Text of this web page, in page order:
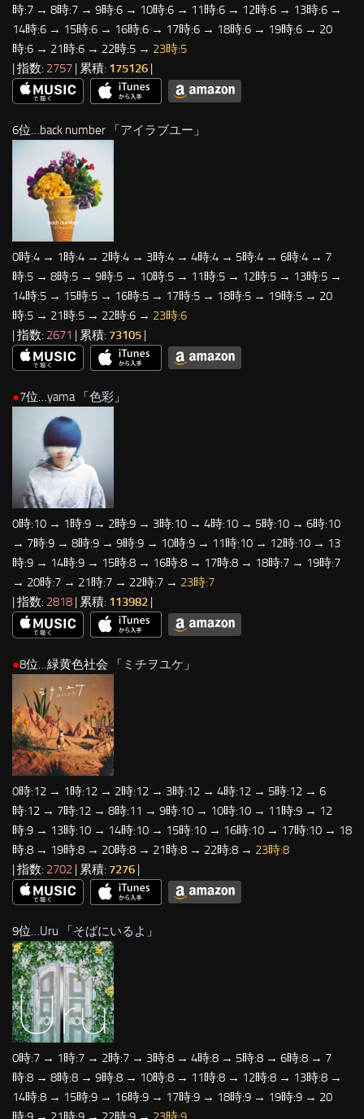
時:7 → 8時:7 → 9時:6 → 10時:6 → 11時:6 → 12時:6 → 13時:6 →
14時:6 → 15時:6 → 16時:6 → 17時:6 → 18時:6 → 19時:6 → 20
時:6 → 21時:6 → 22時:5 → 23時:5
| 指数: 2757 | 累積: 175126 |
6位…back number 「アイラブユー 」
0時:4 → 1時:4 → 2時:4 → 3時:4 → 4時:4 → 5時:4 → 6時:4 → 7
時:5 → 8時:5 → 9時:5 → 10時:5 → 11時:5 → 12時:5 → 13時:5 →
14時:5 → 15時:5 → 16時:5 → 17時:5 → 18時:5 → 19時:5 → 20
時:5 → 21時:5 → 22時:6 → 23時:6
| 指数: 2671 | 累積: 73105 |
●7位…yama 「 色彩 」
0時:10 → 1時:9 → 2時:9 → 3時:10 → 4時:10 → 5時:10 → 6時:10
→ 7時:9 → 8時:9 → 9時:9 → 10時:9 → 11時:10 → 12時:10 → 13
時:9 → 14時:9 → 15時:8 → 16時:8 → 17時:8 → 18時:7 → 19時:7
→ 20時:7 → 21時:7 → 22時:7 → 23時:7
| 指数: 2818 | 累積: 113982
●8位…緑黄色社会 「 ミチヲユケ 」
0時:12 → 1時:12 → 2時:12 → 3時:12 → 4時:12 → 5時:12 → 6
時:12 → 7時:12 → 8時:11 → 9時:10 → 10時:10 → 11時:9 → 12
時:9 → 13時:10 → 14時:10 → 15時:10 → 16時:10 → 17時:10 → 18
時:8 → 19時:8 → 20時:8 → 21時:8 → 22時:8 → 23時:8
| 指数: 2702 | 累積: 7276 |
9位…Uru 「そばにいるよ 」
0時:7 → 1時:7 → 2時:7 → 3時:8 → 4時:8 → 5時:8 → 6時:8 → 7
時:8 → 8時:8 → 9時:8 → 10時:8 → 11時:8 → 12時:8 → 13時:8 →
14時:8 → 15時:9 → 16時:9 → 17時:9 → 18時:9 → 19時:9 → 20